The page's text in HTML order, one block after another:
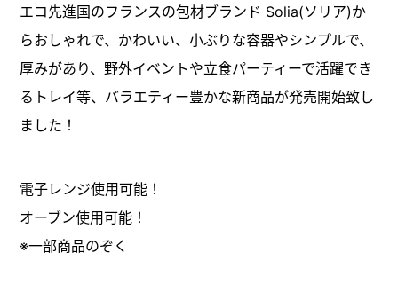
エコ先進国のフランスの包材ブランド Solia(ソリア)か
らおしゃれで、かわいい、小ぶりな容器やシンプルで、
厚みがあり、野外イベントや立食パーティーで活躍でき
るトレイ等、バラエティー豊かな新商品が発売開始致し
ました！
電子レンジ使用可能！
オーブン使用可能！
※一部商品のぞく